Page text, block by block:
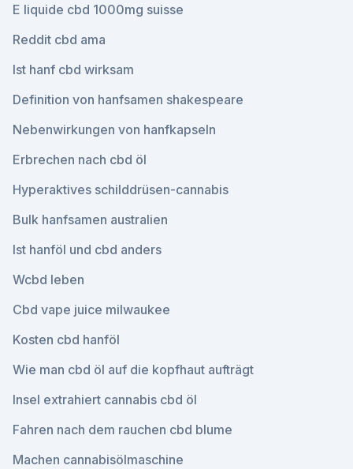
E liquide cbd 1000mg suisse
Reddit cbd ama
Ist hanf cbd wirksam
Definition von hanfsamen shakespeare
Nebenwirkungen von hanfkapseln
Erbrechen nach cbd öl
Hyperaktives schilddrüsen-cannabis
Bulk hanfsamen australien
Ist hanföl und cbd anders
Wcbd leben
Cbd vape juice milwaukee
Kosten cbd hanföl
Wie man cbd öl auf die kopfhaut aufträgt
Insel extrahiert cannabis cbd öl
Fahren nach dem rauchen cbd blume
Machen cannabisölmaschine